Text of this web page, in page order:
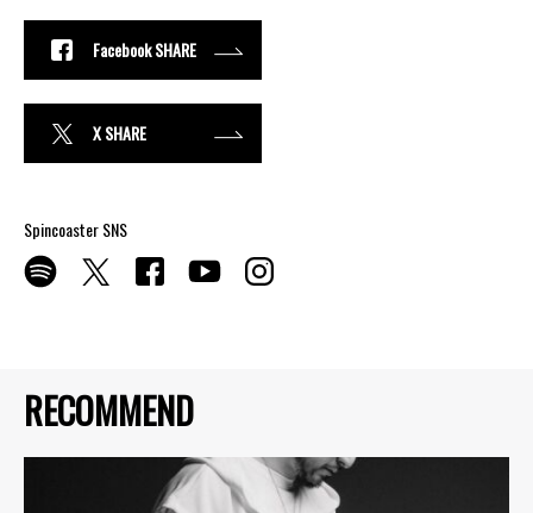
RECOMMEND
Facebook SHARE
X SHARE
Spincoaster SNS